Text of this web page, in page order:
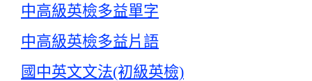
中高級英檢多益單字
中高級英檢多益片語
國中英文文法(初級英檢)